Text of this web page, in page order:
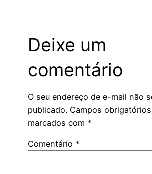
Deixe um
comentário
O seu endereço de e-mail não
publicado. Campos
marcados com *
Comentário *